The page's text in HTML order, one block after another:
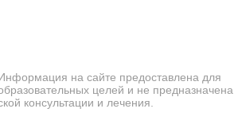
на сайте предоставлена для
целей и не предназначена
консультации и лечения.